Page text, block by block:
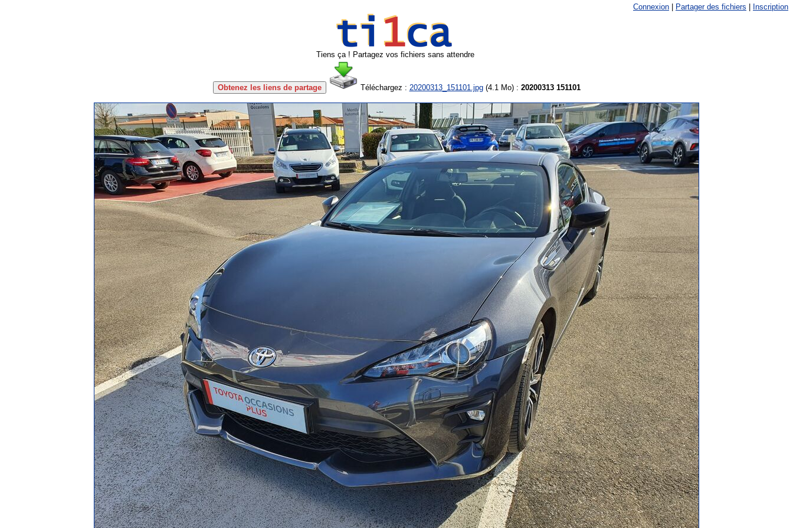
Connexion Partager des fichiers Inscription
Tiens ça ! Partagez vos fichiers sans attendre
Obtenez les liens de partage Téléchargez : 20200313_151101.jpg(4.1 Mo) : 20200313 151101